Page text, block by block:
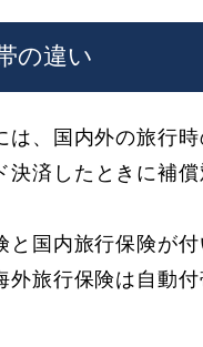
の違い
は、国内外の旅行
決済したときに補
と国内旅行保険が
外旅行保険は自動